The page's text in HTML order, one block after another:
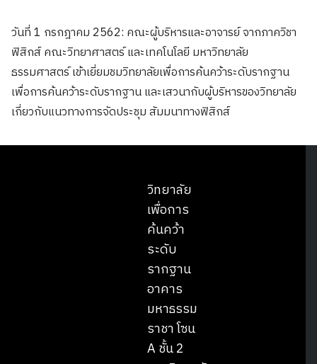
วันที่ 1 กรกฎาคม 2562: คณะผู้บริหารและอาจารย์ จากภาควิชา
ฟิสิกส์ คณะวิทยาศาสตร์ และเทคโนโลยี มหาวิทยาลัย
ธรรมศาสตร์ เข้าเยี่ยมชมวิทยาลัยเพื่อการค้นคว้าระดับรากฐาน
เพื่อการค้นคว้าระดับรากฐาน และเสวนากับผู้บริหารของวิทยาลัย
เกี่ยวกับแนวทางการจัดประชุม สัมมนาทางฟิสิกส์
วิทยาลัย
เพื่อการ
ค้นคว้า
ระดับ
รากฐาน
อาคาร
มหาธรรม
ราชา โซน
A ชั้น 2